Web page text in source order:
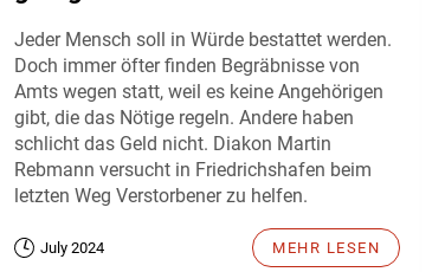
Jeder Mensch soll in Würde bestattet werden.
Doch immer öfter finden Begräbnisse von
Amts wegen statt, weil es keine Angehörigen
gibt, die das Nötige regeln. Andere haben
schlicht das Geld nicht. Diakon Martin
Rebmann versucht in Friedrichshafen beim
letzten Weg Verstorbener zu helfen.
July 2024 MEHR LESEN